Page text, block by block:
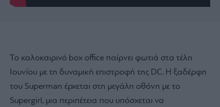
Το καλοκαιρινό box office παίρνει φωτιά στα τέλη
Ιουνίου με τη δυναμική επιστροφή της DC. Η ξαδέρφη
του Superman έρχεται στη μεγάλη οθόνη με το
Supergirl, μια περιπέτεια που υπόσχεται να